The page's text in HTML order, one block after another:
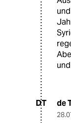
DT de